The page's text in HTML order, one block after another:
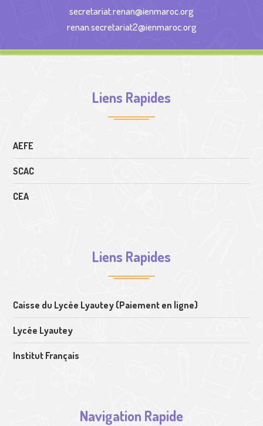
secretariat.renan@ienmaroc.org
renan.secretariat2@ienmaroc.org
Liens Rapides
AEFE
SCAC
CEA
Liens Rapides
Caisse du Lycée Lyautey (Paiement en ligne)
Lycée Lyautey
Institut Français
Navigation Rapide